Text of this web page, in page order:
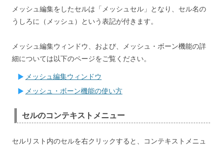
メッシュ編集をしたセルは「メッシュセル」となり、セル名の
うしろに（メッシュ）という表記が付きます。
メッシュ編集ウィンドウ、および、メッシュ・ボーン機能の詳
細については以下のページをご覧ください。
メッシュ編集ウィンドウ
メッシュ・ボーン機能の使い方
セルのコンテキストメニュー
セルリスト内のセルを右クリックすると、コンテキストメニュ